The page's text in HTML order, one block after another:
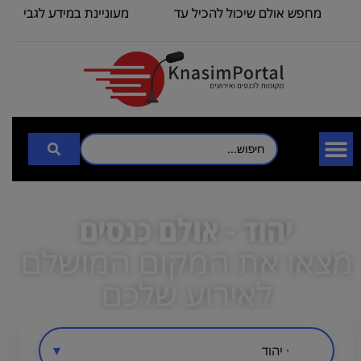
מחפש אולם שיכול להכיל עד
מעוניינת במידע לגבי
יהוד - אולם כנסים